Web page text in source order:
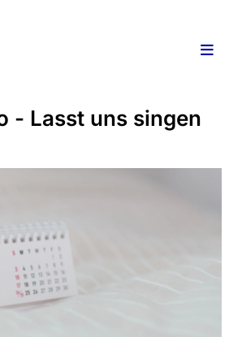
- Lasst uns singen